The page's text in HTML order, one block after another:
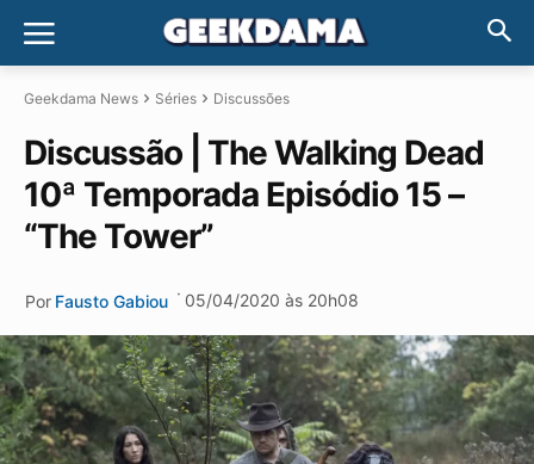
Geekdama News Séries Discussões
Discussão | The Walking Dead
10ª Temporada Episódio 15 –
“The Tower”
Por Fausto Gabiou · 05/04/2020 às 20h08